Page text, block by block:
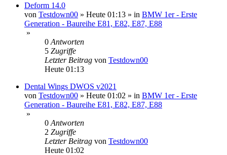
Deform 14.0
von Testdown00 » Heute 01:13 » in BMW 1er - Erste
Generation - Baureihe E81, E82, E87, E88
»
0 Antworten
5 Zugriffe
Letzter Beitrag von Testdown00
Heute 01:13
Dental Wings DWOS v2021
von Testdown00 » Heute 01:02 » in BMW 1er - Erste
Generation - Baureihe E81, E82, E87, E88
»
0 Antworten
2 Zugriffe
Letzter Beitrag von Testdown00
Heute 01:02